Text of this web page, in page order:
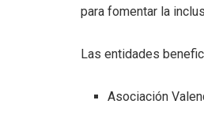
para fomentar la
Las entidades
Asociación